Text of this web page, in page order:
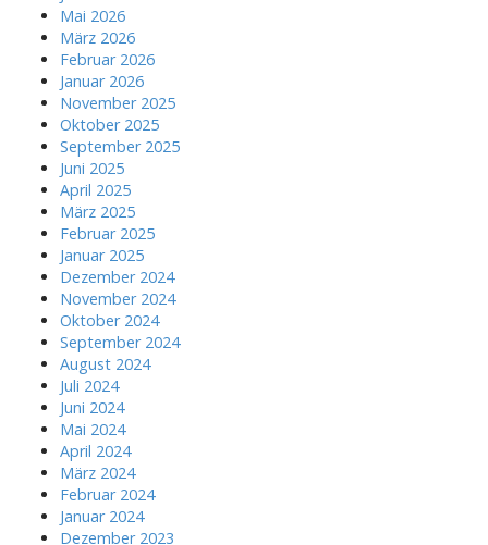
Mai 2026
März 2026
Februar 2026
Januar 2026
November 2025
Oktober 2025
September 2025
Juni 2025
April 2025
März 2025
Februar 2025
Januar 2025
Dezember 2024
November 2024
Oktober 2024
September 2024
August 2024
Juli 2024
Juni 2024
Mai 2024
April 2024
März 2024
Februar 2024
Januar 2024
Dezember 2023